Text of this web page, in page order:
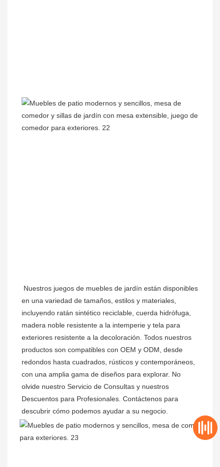
Nuestros juegos de muebles de jardín están disponibles
en una variedad de tamaños, estilos y materiales,
incluyendo ratán sintético reciclable, cuerda hidrófuga,
madera noble resistente a la intemperie y tela para
exteriores resistente a la decoloración. Todos nuestros
productos son compatibles con OEM y ODM, desde
redondos hasta cuadrados, rústicos y contemporáneos,
con una amplia gama de diseños para explorar. No
olvide nuestro Servicio de Consultas y nuestros
Descuentos para Profesionales. Contáctenos para
descubrir cómo podemos ayudar a su negocio.